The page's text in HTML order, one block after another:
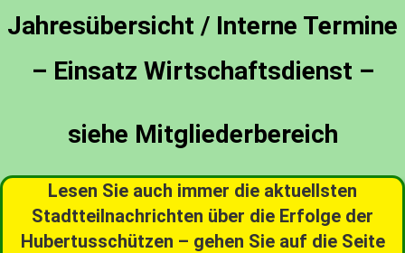
Jahresübersicht / Interne Termine
– Einsatz Wirtschaftsdienst –
siehe Mitgliederbereich
Lesen Sie auch immer die aktuellsten
Stadtteilnachrichten über die Erfolge der
Hubertusschützen – gehen Sie auf die Seite